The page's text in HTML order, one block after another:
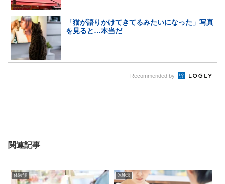
「猫が語りかけてきてるみたいになった」写真
を見ると…本当だ
Recommended by
関連記事
体験談 体験談